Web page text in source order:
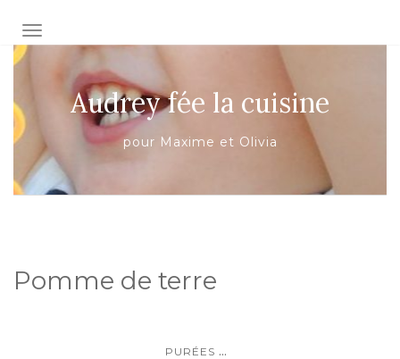
AFFICHER/MASQUER LA NAVIGATION
Audrey fée la cuisine
pour Maxime et Olivia
Pomme de terre
PURÉES ...